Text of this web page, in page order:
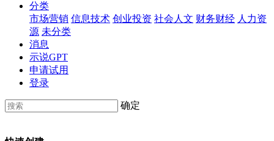
分类
市场营销 信息技术 创业投资 社会人文 财务财经 人力资
源 未分类
消息
示说GPT
申请试用
登录
确定